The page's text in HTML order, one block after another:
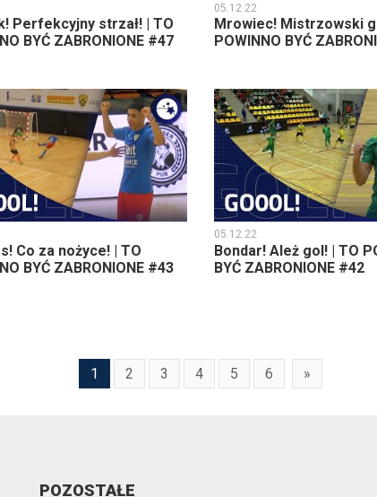
Perfekcyjny strzał! | TO
BYĆ ZABRONIONE #47
05.12.22
Mrowiec! Mistrzowski
POWINNO BYĆ
Co za nożyce! | TO
BYĆ ZABRONIONE #43
05.12.22
Bondar! Ależ gol! | TO
BYĆ ZABRONIONE #42
1 2 3 4 5 6 »
POZOSTAŁE